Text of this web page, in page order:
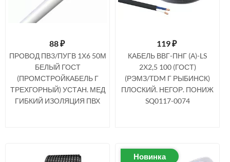
88₽
ПРОВОД ПВ3/ПУГВ 1Х6 50М
БЕЛЫЙ ГОСТ
(ПРОМСТРОЙКАБЕЛЬ Г
ТРЕХГОРНЫЙ) УСТАН. МЕД
ГИБКИЙ ИЗОЛЯЦИЯ ПВХ
119₽
КАБЕЛЬ ВВГ-ПНГ (А)-LS
2Х2,5 100 (ГОСТ)
(РЭМЗ/TDM Г РЫБИНСК)
ПЛОСКИЙ. НЕГОР. ПОНИЖ
SQ0117-0074
Новинка